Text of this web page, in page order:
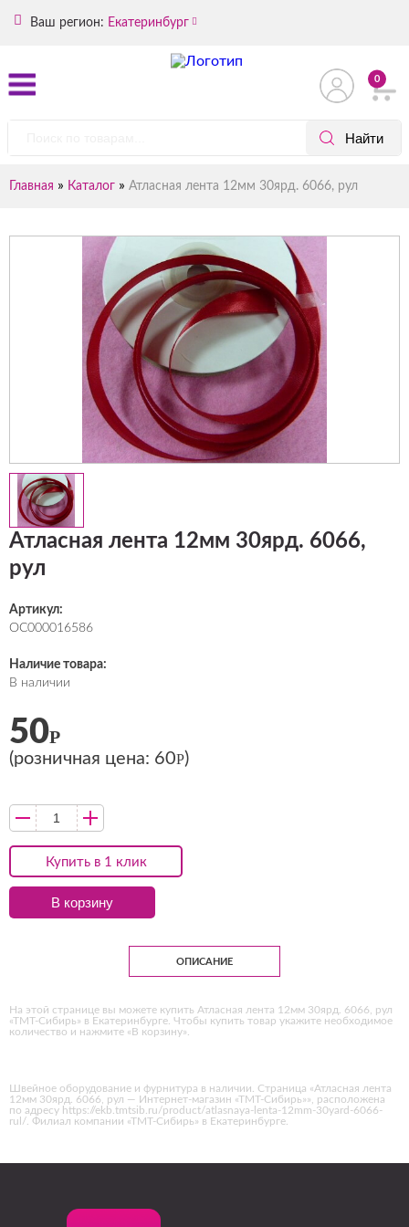
Ваш регион: Екатеринбург
0
Главная » Каталог » Атласная лента 12мм 30ярд. 6066, рул
Атласная лента 12мм 30ярд. 6066,
рул
Артикул:
ОС000016586
Наличие товара:
В наличии
Купить в 1 клик
50Р
(розничная цена: 60Р)
В корзину
ОПИСАНИЕ
На этой странице вы можете купить Атласная лента 12мм 30ярд. 6066, рул
«ТМТ-Сибирь» в Екатеринбурге. Чтобы купить товар укажите необходимое
количество и нажмите «В корзину».
Швейное оборудование и фурнитура в наличии. Страница «Атласная лента
12мм 30ярд. 6066, рул — Интернет-магазин «ТМТ-Сибирь»», расположена
по адресу https://ekb.tmtsib.ru/product/atlasnaya-lenta-12mm-30yard-6066-
rul/. Филиал компании «ТМТ-Сибирь» в Екатеринбурге.